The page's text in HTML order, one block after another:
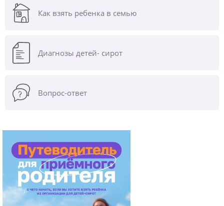
Как взять ребенка в семью
Диагнозы детей- сирот
Вопрос-ответ